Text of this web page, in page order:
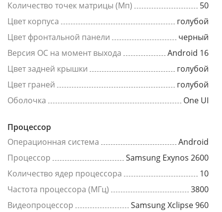
Количество точек матрицы (Мп)
50
Цвет корпуса
голубой
Цвет фронтальной панели
черный
Версия ОС на момент выхода
Android 16
Цвет задней крышки
голубой
Цвет граней
голубой
Оболочка
One UI
Процессор
Операционная система
Android
Процессор
Samsung Exynos 2600
Количество ядер процессора
10
Частота процессора (МГц)
3800
Видеопроцессор
Samsung Xclipse 960